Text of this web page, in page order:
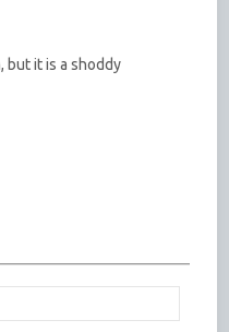
but it is a shoddy